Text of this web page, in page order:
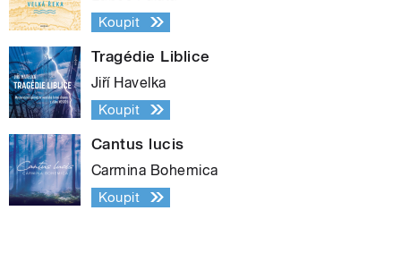
Koupit
Tragédie Liblice
Jiří Havelka
Koupit
Cantus lucis
Carmina Bohemica
Koupit